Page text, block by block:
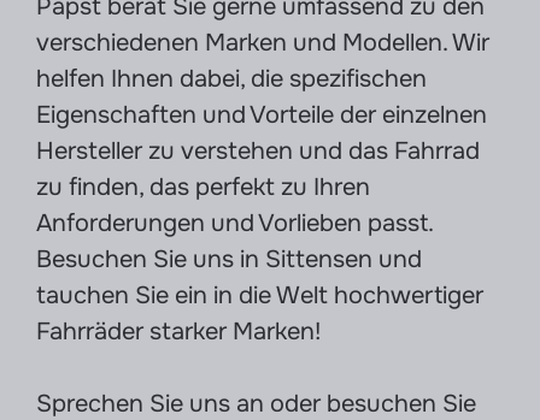
Papst berät Sie gerne umfassend zu den
verschiedenen Marken und Modellen. Wir
helfen Ihnen dabei, die spezifischen
Eigenschaften und Vorteile der einzelnen
Hersteller zu verstehen und das Fahrrad
zu finden, das perfekt zu Ihren
Anforderungen und Vorlieben passt.
Besuchen Sie uns in Sittensen und
tauchen Sie ein in die Welt hochwertiger
Fahrräder starker Marken!
Sprechen Sie uns an oder besuchen Sie